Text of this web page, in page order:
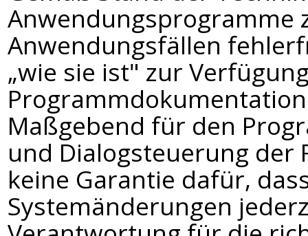
Anwendungsprogramme
Anwendungsfällen
„wie sie ist" zur
Maßgebend für den
und Dialogsteuerung
keine Garantie dafür,
Systemänderungen